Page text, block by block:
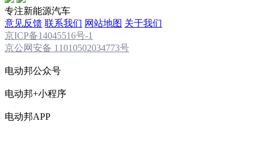
专注新能源汽车
意见反馈 联系我们 网站地图 关于我们
京ICP备14045516号-1
京公网安备 11010502034773号
电动邦公众号
电动邦+小程序
电动邦APP